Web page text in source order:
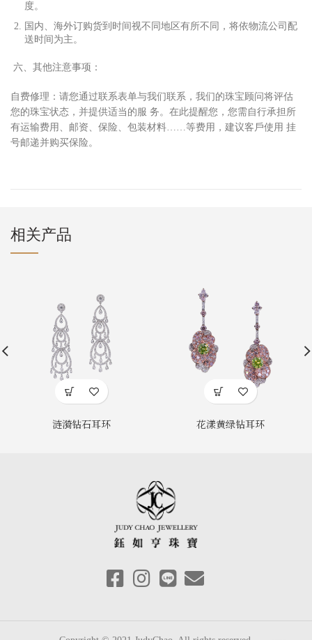
度。
国内、海外订购货到时间视不同地区有所不同，将依物流公司配
送时间为主。
六、其他注意事项：
⾃ 费修理：请您通过联系表单与我们联系，我们的珠宝顾问将评估
您的珠宝状态，并提供适当的服 务。在此提醒您，您需⾃⾏承担所
有运输费⽤ 、邮资、保险、包装材料……等费⽤ ，建议客 ⼾使⽤ 挂
号邮递并购买保险。
相关产品
涟漪钻石耳环 花漾黄绿钻耳环